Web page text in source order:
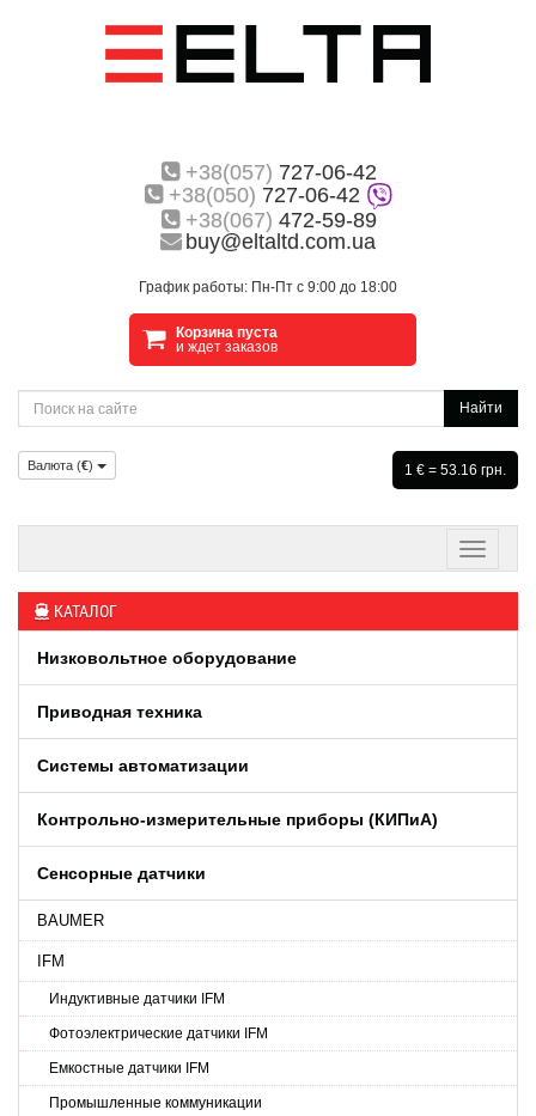
+38(057) 727-06-42
+38(050) 727-06-42
+38(067) 472-59-89
buy@eltaltd.com.ua
График работы: Пн-Пт с 9:00 до 18:00
Корзина пуста
и ждет заказов
Найти
Валюта (€) 1 € = 53.16 грн.
КАТАЛОГ
Низковольтное оборудование
Приводная техника
Системы автоматизации
Контрольно-измерительные приборы (КИПиA)
Сенсорные датчики
BAUMER
IFM
Индуктивные датчики IFM
Фотоэлектрические датчики IFM
Емкостные датчики IFM
Промышленные коммуникации